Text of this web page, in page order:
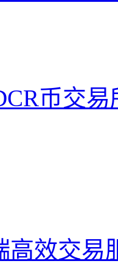
币交
高效交易